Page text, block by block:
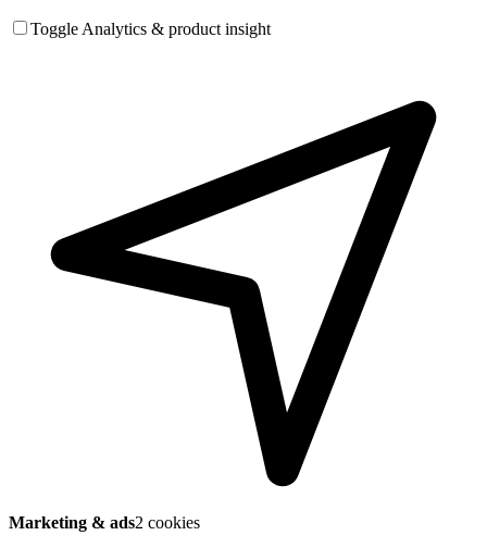
Toggle Analytics & product insight
Marketing & ads2 cookies